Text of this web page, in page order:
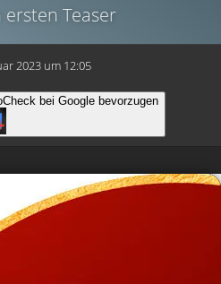
Teaser
2023 um 12:05
bei Google bevorzugen